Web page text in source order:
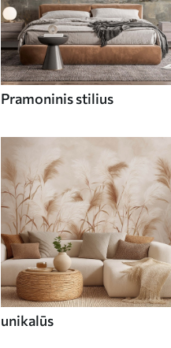
Pramoninis stilius
unikalūs